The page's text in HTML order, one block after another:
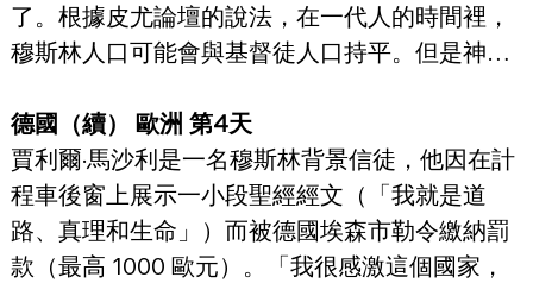
了。根據皮尤論壇的說法，在一代人的時間裡，
穆斯林人口可能會與基督徒人口持平。但是神…
德國（續） 歐洲 第4天
賈利爾·馬沙利是一名穆斯林背景信徒，他因在計
程車後窗上展示一小段聖經經文（「我就是道
路、真理和生命」）而被德國埃森市勒令繳納罰
款（最高 1000 歐元）。「我很感激這個國家，